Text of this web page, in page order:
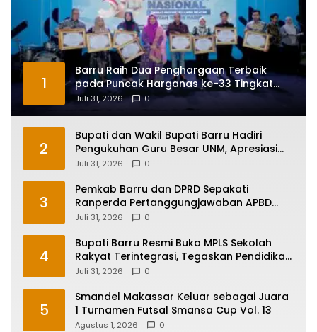
1
Barru Raih Dua Penghargaan Terbaik
pada Puncak Harganas ke-33 Tingkat
Sulawesi Selatan
Juli 31, 2026 0
2
Bupati dan Wakil Bupati Barru Hadiri
Pengukuhan Guru Besar UNM, Apresiasi
Capaian Prof. Kamaruddin Hasan
Juli 31, 2026 0
3
Pemkab Barru dan DPRD Sepakati
Ranperda Pertanggungjawaban APBD
2025, Perkuat Komitmen Tata Kelola dan
Juli 31, 2026 0
4
Bupati Barru Resmi Buka MPLS Sekolah
Rakyat Terintegrasi, Tegaskan Pendidikan
Kunci Masa Depan Generasi
Juli 31, 2026 0
5
Smandel Makassar Keluar sebagai Juara
1 Turnamen Futsal Smansa Cup Vol. 13
Agustus 1, 2026 0